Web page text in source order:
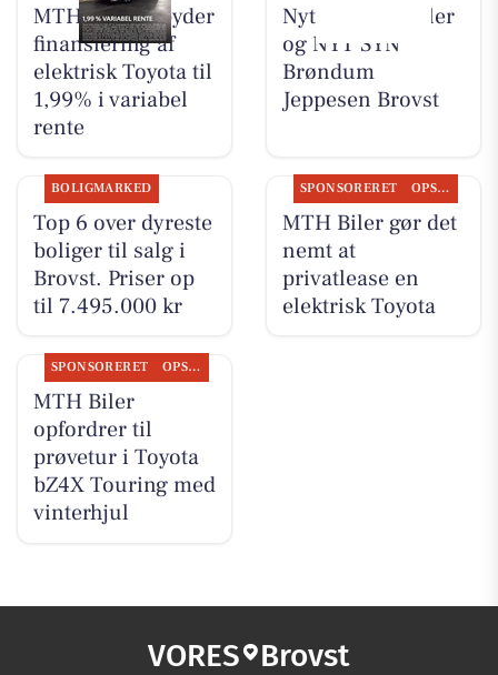
MTH Biler tilbyder
finansiering af
elektrisk Toyota til
1,99% i variabel
rente
Nyt fra MTH Biler
og NYT SYN
Brøndum
Jeppesen Brovst
BOLIGMARKED
Top 6 over dyreste
boliger til salg i
Brovst. Priser op
til 7.495.000 kr
SPONSORERET OPSLAGSTAVLEN
MTH Biler gør det
nemt at
privatlease en
elektrisk Toyota
SPONSORERET OPSLAGSTAVLEN
MTH Biler
opfordrer til
prøvetur i Toyota
bZ4X Touring med
vinterhjul
VORES Brovst